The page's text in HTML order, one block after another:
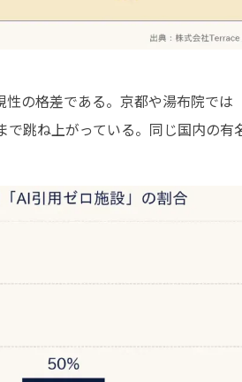
の格差である。京都や湯布院で
跳ね上がっている。同じ国内の有